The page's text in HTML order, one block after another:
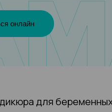
онлайн
для